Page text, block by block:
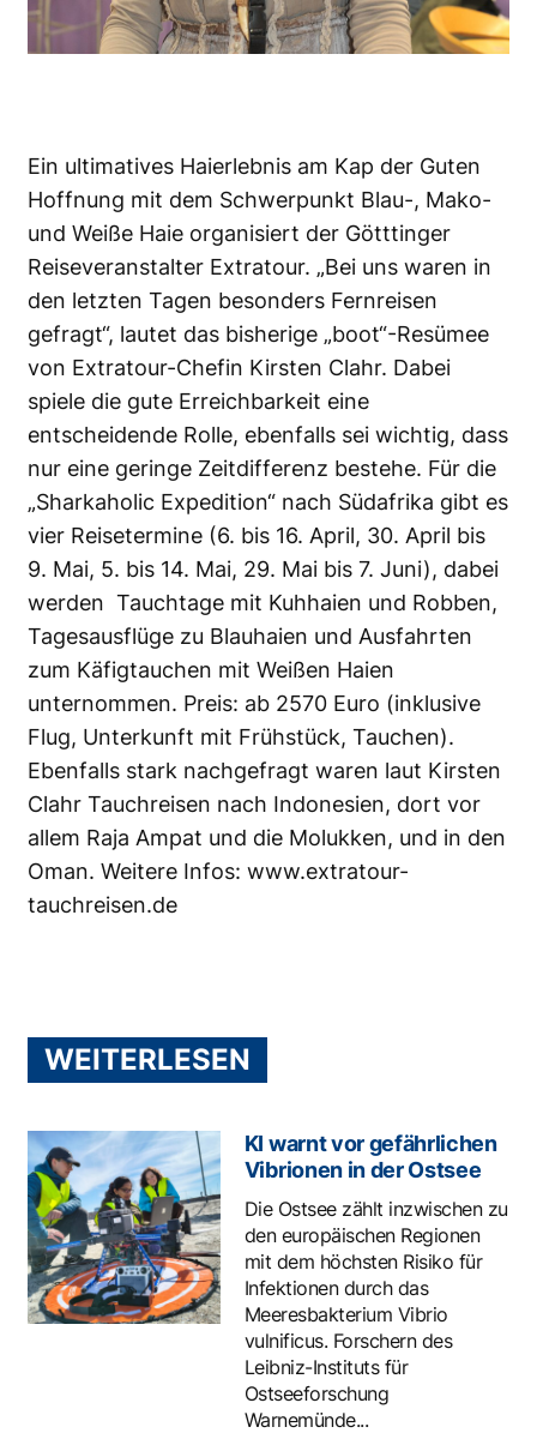
Ein ultimatives Haierlebnis am Kap der Guten
Hoffnung mit dem Schwerpunkt Blau-, Mako-
und Weiße Haie organisiert der Götttinger
Reiseveranstalter Extratour. „Bei uns waren in
den letzten Tagen besonders Fernreisen
gefragt“, lautet das bisherige „boot“-Resümee
von Extratour-Chefin Kirsten Clahr. Dabei
spiele die gute Erreichbarkeit eine
entscheidende Rolle, ebenfalls sei wichtig, dass
nur eine geringe Zeitdifferenz bestehe. Für die
„Sharkaholic Expedition“ nach Südafrika gibt es
vier Reisetermine (6. bis 16. April, 30. April bis
9. Mai, 5. bis 14. Mai, 29. Mai bis 7. Juni), dabei
werden Tauchtage mit Kuhhaien und Robben,
Tagesausflüge zu Blauhaien und Ausfahrten
zum Käfigtauchen mit Weißen Haien
unternommen. Preis: ab 2570 Euro (inklusive
Flug, Unterkunft mit Frühstück, Tauchen).
Ebenfalls stark nachgefragt waren laut Kirsten
Clahr Tauchreisen nach Indonesien, dort vor
allem Raja Ampat und die Molukken, und in den
Oman. Weitere Infos: www.extratour-
tauchreisen.de
WEITERLESEN
KI warnt vor gefährlichen
Vibrionen in der Ostsee
Die Ostsee zählt inzwischen zu
den europäischen Regionen
mit dem höchsten Risiko für
Infektionen durch das
Meeresbakterium Vibrio
vulnificus. Forschern des
Leibniz-Instituts für
Ostseeforschung
Warnemünde...